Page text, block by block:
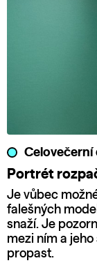
Portrét
Je vůbec
falešných
snaží. Je
mezi ním a
propast.